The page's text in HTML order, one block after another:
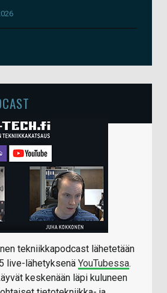
tekniikkapodcast lähetetään
live-lähetyksenä YouTubessa.
keskenään läpi kuluneen